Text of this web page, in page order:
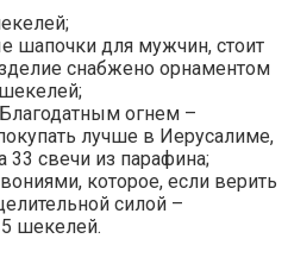
шапочки для мужчин, стоит
снабжено орнаментом
огнем –
лучше в Иерусалиме,
33 свечи из парафина;
которое, если верить
силой –
шекелей.